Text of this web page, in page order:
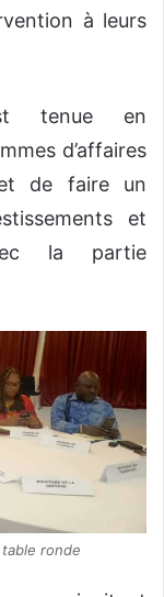
à leurs
tenue en
d’affaires
de faire un
et
la partie
table ronde